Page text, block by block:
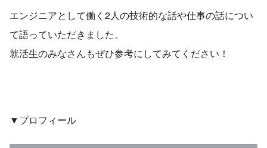
エンジニアとして働く2人の技術的な話や仕事の話につい
て語っていただきました。
就活生のみなさんもぜひ参考にしてみてください！
▼プロフィール